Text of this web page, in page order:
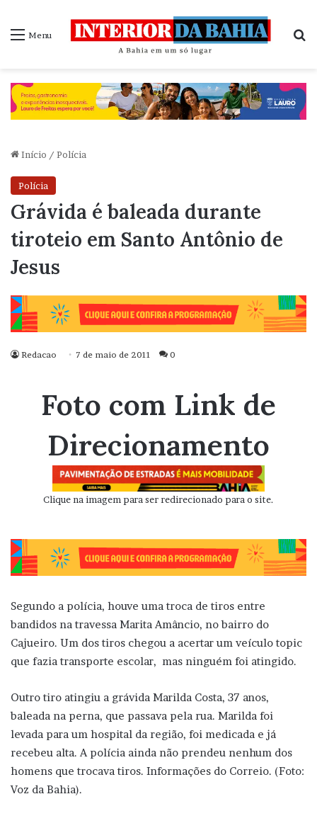
Menu
Início / Polícia
Polícia
Grávida é baleada durante
tiroteio em Santo Antônio de
Jesus
Redacao 7 de maio de 2011 0
Foto com Link de
Direcionamento
Clique na imagem para ser redirecionado para o site.
Segundo a polícia, houve uma troca de tiros entre
bandidos na travessa Marita Amâncio, no bairro do
Cajueiro. Um dos tiros chegou a acertar um veículo topic
que fazia transporte escolar, mas ninguém foi atingido.
Outro tiro atingiu a grávida Marilda Costa, 37 anos,
baleada na perna, que passava pela rua. Marilda foi
levada para um hospital da região, foi medicada e já
recebeu alta. A polícia ainda não prendeu nenhum dos
homens que trocava tiros. Informações do Correio. (Foto:
Voz da Bahia).